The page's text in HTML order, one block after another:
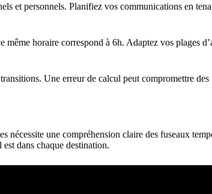
et personnels. Planifiez vos communications en
horaire correspond à 6h. Adaptez vos plages
Une erreur de calcul peut compromettre des
nécessite une compréhension claire des fuseaux
est dans chaque destination.